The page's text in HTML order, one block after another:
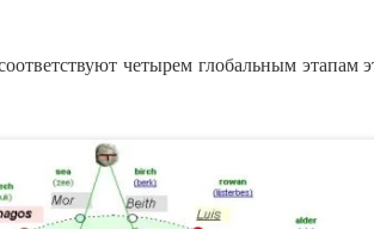
четырем глобальным этапам